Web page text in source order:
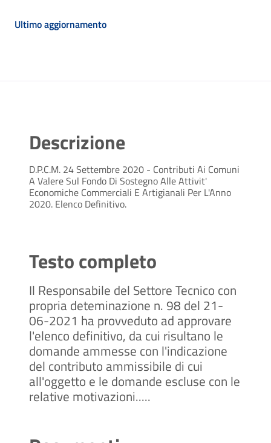
Ultimo aggiornamento
Descrizione
D.P.C.M. 24 Settembre 2020 - Contributi Ai Comuni
A Valere Sul Fondo Di Sostegno Alle Attivit'
Economiche Commerciali E Artigianali Per L'Anno
2020. Elenco Definitivo.
Testo completo
Il Responsabile del Settore Tecnico con
propria deteminazione n. 98 del 21-
06-2021 ha provveduto ad approvare
l'elenco definitivo, da cui risultano le
domande ammesse con l'indicazione
del contributo ammissibile di cui
all'oggetto e le domande escluse con le
relative motivazioni.....